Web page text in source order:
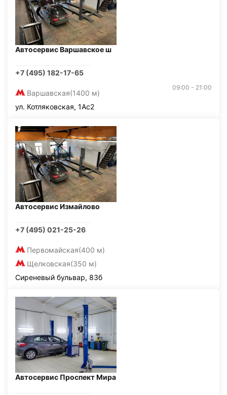
Автосервис Варшавское ш
+7 (495) 182-17-65
Варшавская(1400 м)
09:00 - 21:00
ул. Котляковская, 1Ас2
Автосервис Измайлово
+7 (495) 021-25-26
Первомайская(400 м)
Щелковская(350 м)
Сиреневый бульвар, 83б
Автосервис Проспект Мира